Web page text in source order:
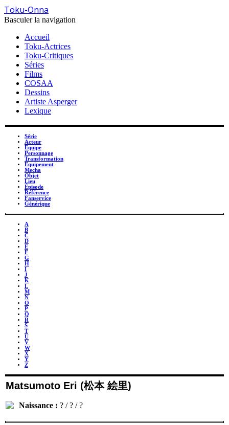
Toku-Onna
Basculer la navigation
Accueil
Toku-Actrices
Toku-Critiques
Séries
Films
COSAA
Dessins
Artiste Asperger
Lexique
Série
Acteur
Équipe
Personnage
Transformation
Équipement
Mecha
Objet
Lieu
Épisode
Référence
Fanservice
Générique
A
B
C
D
E
F
G
H
I
J
K
L
M
N
O
P
Q
R
S
T
U
V
W
X
Y
Z
Matsumoto Eri (松本 絵里)
Naissance : ? / ? / ?